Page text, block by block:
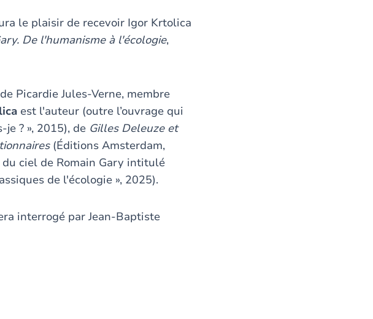
le plaisir de recevoir Igor Krtolica
De l'humanisme à l'écologie,
Picardie Jules-Verne, membre
est l'auteur (outre l’ouvrage qui
je ? », 2015), de Gilles Deleuze et
(Éditions Amsterdam,
ciel de Romain Gary intitulé
de l'écologie », 2025).
interrogé par Jean-Baptiste